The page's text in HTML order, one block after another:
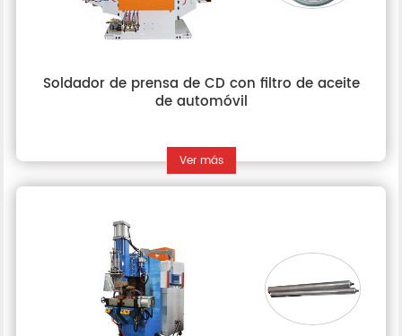
Soldador de prensa de CD con filtro de aceite
de automóvil
Ver más